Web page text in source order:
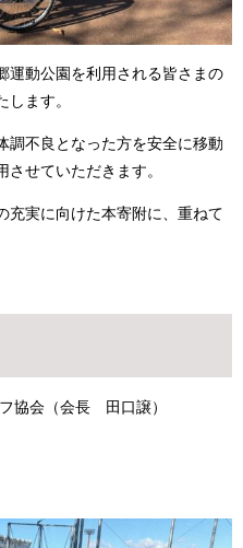
運動公園を利用される皆さまの
ます。
調不良となった方を安全に移動
せていただきます。
充実に向けた本寄附に、重ねて
協会（会長 田口譲）